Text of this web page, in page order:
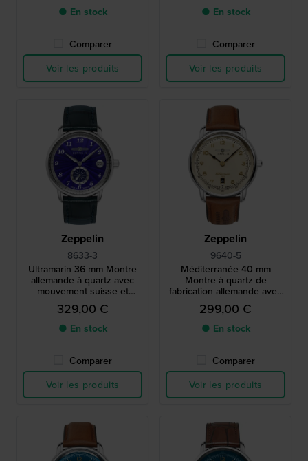
● En stock
Comparer
Voir les produits
● En stock
Comparer
Voir les produits
Zeppelin
8633-3
Ultramarin 36 mm Montre
allemande à quartz avec
mouvement suisse et
cadran bleu marine
329,00 €
● En stock
Comparer
Voir les produits
Zeppelin
9640-5
Méditerranée 40 mm
Montre à quartz de
fabrication allemande avec
mouvement suisse ETA
299,00 €
● En stock
Comparer
Voir les produits